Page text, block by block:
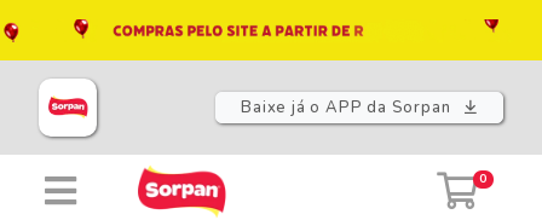
Baixe já o APP da Sorpan
0